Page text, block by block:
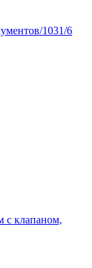
1031/6
с клапаном,